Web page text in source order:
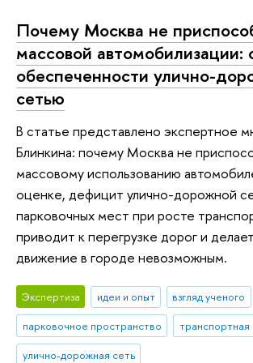
Почему Москва не
массовой автомобилизации:
обеспеченности улично-
сетью
В статье представлено экспертное
Блинкина: почему Москва не
массовому использованию
оценке, дефицит улично-дорожной
парковочных мест при росте
приводит к перегрузке дорог и
движение в городе невозможным.
Экспертиза идеи и опыт
взгляд ученого
парковочное пространство
транспортная
улично-дорожная сеть